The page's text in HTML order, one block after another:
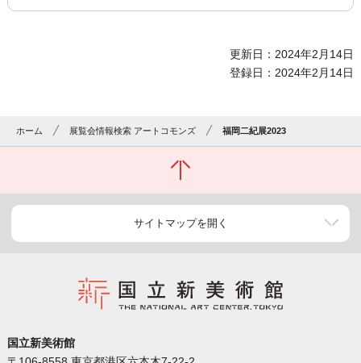
更新日：2024年2月14日
登録日：2024年2月14日
ホーム 展覧会情報検索 アートコモンズ 福岡二紀展2023
サイトマップを開く
国立新美術館